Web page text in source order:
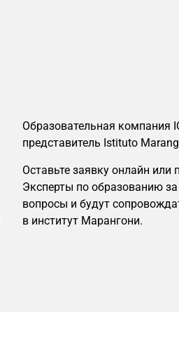
Образовательная компания
представитель Istituto
Оставьте заявку онлайн или
Эксперты по образованию
вопросы и будут
в институт Марангони.